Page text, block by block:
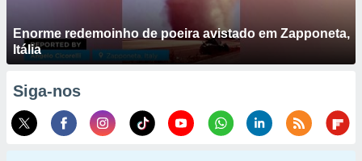
Enorme redemoinho de poeira avistado em Zapponeta,
Itália
Siga-nos